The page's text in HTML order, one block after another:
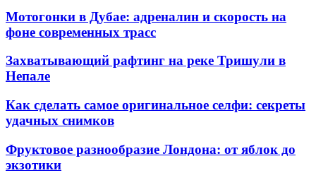
Мотогонки в Дубае: адреналин и скорость на
фоне современных трасс
Захватывающий рафтинг на реке Тришули в
Непале
Как сделать самое оригинальное селфи: секреты
удачных снимков
Фруктовое разнообразие Лондона: от яблок до
экзотики